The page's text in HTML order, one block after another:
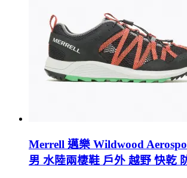
Merrell 邁樂 Wildwood
男 水陸兩棲鞋 戶外 越野 快乾